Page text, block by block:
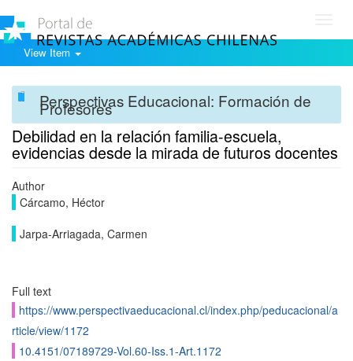
View Item
Perspectivas Educacional: Formación de
Profesores
Debilidad en la relación familia-escuela,
evidencias desde la mirada de futuros docentes
Author
Cárcamo, Héctor
Jarpa-Arriagada, Carmen
Full text
https://www.perspectivaeducacional.cl/index.php/peducacional/a
rticle/view/1172
10.4151/07189729-Vol.60-Iss.1-Art.1172